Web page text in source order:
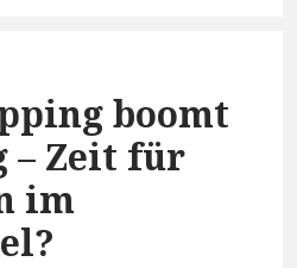
boomt
– Zeit für
im